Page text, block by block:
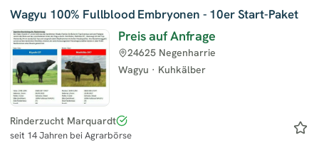
Wagyu 100% Fullblood Embryonen - 10er Start-Paket
Preis auf Anfrage
Wagyu · Kuhkälber
24625 Negenharrie
Rinderzucht Marquardt
seit 14 Jahren bei Agrarbörse